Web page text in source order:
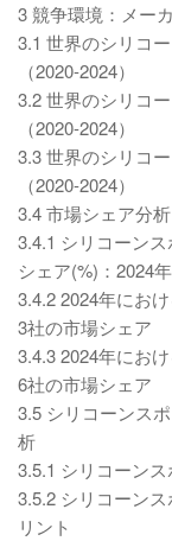
3 競争環境：メー
3.1 世界のシリコ
（2020-2024）
3.2 世界のシリコ
（2020-2024）
3.3 世界のシリコ
（2020-2024）
3.4 市場シェア分析
3.4.1 シリコーン
シェア(%)：2024年
3.4.2 2024年にお
3社の市場シェア
3.4.3 2024年にお
6社の市場シェア
3.5 シリコーンス
析
3.5.1 シリコーン
3.5.2 シリコーン
リント